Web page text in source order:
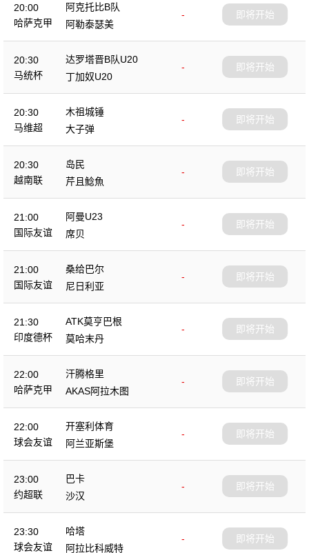
20:00
哈萨克甲
阿克托比B队
-
阿勒泰瑟美
即将开始
20:30
马统杯
达罗塔晋B队U20
-
丁加奴U20
即将开始
20:30
马维超
木祖城锤
-
大子弹
即将开始
20:30
越南联
岛民
-
芹且鯰魚
即将开始
21:00
国际友谊
阿曼U23
-
席贝
即将开始
21:00
国际友谊
桑给巴尔
-
尼日利亚
即将开始
21:30
印度德杯
ATK莫亨巴根
-
莫哈末丹
即将开始
22:00
哈萨克甲
汗腾格里
-
AKAS阿拉木图
即将开始
22:00
球会友谊
开塞利体育
-
阿兰亚斯堡
即将开始
23:00
约超联
巴卡
-
沙汉
即将开始
23:30
球会友谊
哈塔
-
阿拉比科威特
即将开始